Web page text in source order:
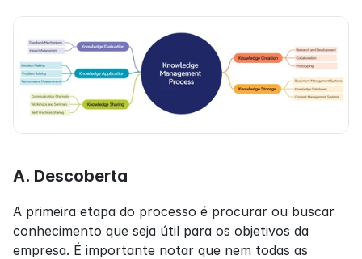
A. Descoberta
A primeira etapa do processo é procurar ou buscar
conhecimento que seja útil para os objetivos da
empresa. É importante notar que nem todas as